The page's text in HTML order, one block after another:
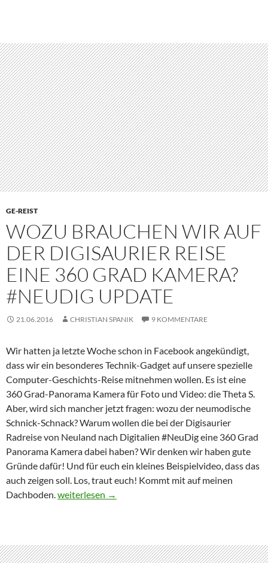
GE-REIST
WOZU BRAUCHEN WIR AUF
DER DIGISAURIER REISE
EINE 360 GRAD KAMERA?
#NEUDIG UPDATE
21.06.2016 CHRISTIAN SPANIK 9 KOMMENTARE
Wir hatten ja letzte Woche schon in Facebook angekündigt,
dass wir ein besonderes Technik-Gadget auf unsere spezielle
Computer-Geschichts-Reise mitnehmen wollen. Es ist eine
360 Grad-Panorama Kamera für Foto und Video: die Theta S.
Aber, wird sich mancher jetzt fragen: wozu der neumodische
Schnick-Schnack? Warum wollen die bei der Digisaurier
Radreise von Neuland nach Digitalien #NeuDig eine 360 Grad
Panorama Kamera dabei haben? Wir denken wir haben gute
Gründe dafür! Und für euch ein kleines Beispielvideo, dass das
auch zeigen soll. Los, traut euch! Kommt mit auf meinen
Dachboden.Wozu brauchen wir auf der Digisaurier Reise eine
weiterlesen →